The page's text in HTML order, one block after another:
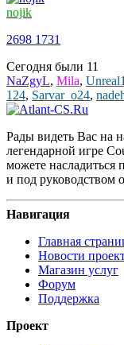
nojik
2698 1731
Сегодня были 11
NaZgyL, Mila,
124, Sarvar_o24,
Рады видеть Вас на
легендарной игре
можете насладиться
и под руководством
Навигация
Главная
Новости
Магазин услуг
Форум
Поддержка
Проект